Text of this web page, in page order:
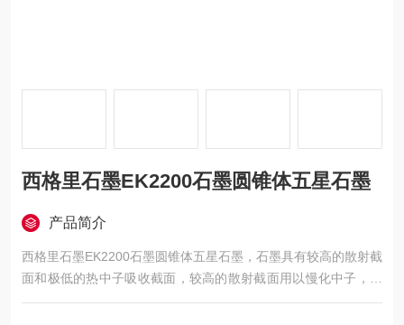
西格里石墨EK2200石墨圆锥体五星石墨
产品简介
西格里石墨EK2200石墨圆锥体五星石墨，石墨具有较高的散射截
面和极低的热中子吸收截面，较高的散射截面用以慢化中子，低
的吸收截面防止中子被吸收，使得核反应堆能够利用少量燃料达